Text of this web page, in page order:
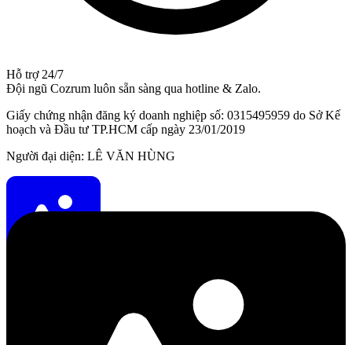
Hỗ trợ 24/7
Đội ngũ Cozrum luôn sẵn sàng qua hotline & Zalo.
Giấy chứng nhận đăng ký doanh nghiệp số: 0315495959 do Sở Kế
hoạch và Đầu tư TP.HCM cấp ngày 23/01/2019
Người đại diện: LÊ VĂN HÙNG